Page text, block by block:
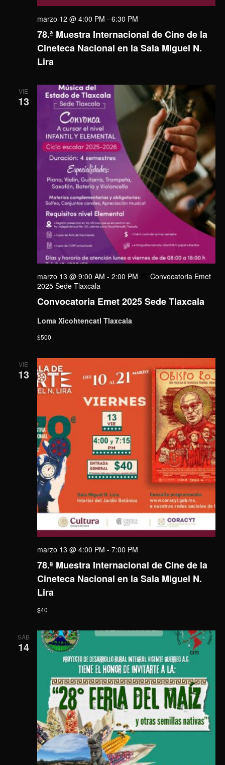
78.ª Muestra Internacional de Cine de la
Cineteca Nacional en la Sala Miguel N.
Lira
marzo 12 @ 4:00 PM - 6:30 PM
VIE
13
Convocatoria Emet 2025 Sede Tlaxcala
marzo 13 @ 9:00 AM - 2:00 PM
Convocatoria Emet
2025 Sede Tlaxcala
Loma Xicohtencatl Tlaxcala
$500
VIE
13
78.ª Muestra Internacional de Cine de la
Cineteca Nacional en la Sala Miguel N.
Lira
marzo 13 @ 4:00 PM - 7:00 PM
$40
SÁB
14